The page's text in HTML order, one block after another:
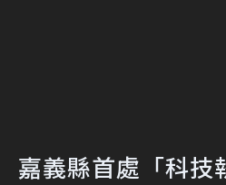
嘉義縣首處「科技